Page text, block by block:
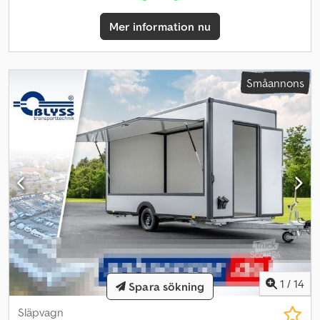
+ 49,99 € för registreringsbevis/COC-certifikat Alla priser
inklusive moms. Illustrationerna behöver inte motsvara
standardspecifikationen, tekniska ändringar (t.ex. däckstorlekar)
förbehålls. Leverans: Leverans med transportfirma är möjligt, 1,50 €
destinationsort), minimum 270,00 € plus moms. Besök oss också
på: =.=.=.=.=.=.=.=.=.=.=.=.=.=.=.=.=.=.=.=.=.=.=.=.=.=.=.=.=.=.=.=.
=.=.=.=.=.=.=. Här kan du också få din önskade släpvagn och
tillbehör efter överenskommelse: B L Y S S transporttechnik
GmbH Dieselstr. 8 85084 Reichertshofen Tel.:
.:.:.:.:.:.:.:.:.:.:.:.:.:.:.:.:.:.:.:.:.:.:.:.:.:.:.:.:.:.:.:.: .:.:.:.:.:.:.:.:.:.:.:.:.:.:.:.:.:.:.:.:.:.:.:.:.:.:.:.: B L Y S S
transporttechnik GmbH Burenkamp 18-20 46286 Dorsten -
Wulfen Tel =.=.=.=.=.=.=.=.=.=.=.=.=.=.=.=.=.=.=.=.=.=.=.=.=.=.=.=.=.=.=.=.
=.=.=.=.=.=.=. ?FINANSIERING ELLER LEASING MÖJLIGT
Mer information nu
Småannons
1 / 14
Släpvagn
Spara sökning